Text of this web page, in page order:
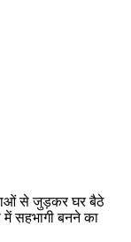
से जुड़कर घर बैठे
में सहभागी बनने का